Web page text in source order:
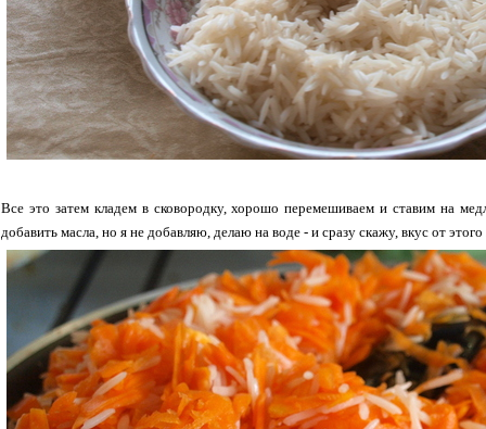
Все это затем кладем в сковородку, хорошо перемешиваем и ставим на
добавить масла, но я не добавляю, делаю на воде - и сразу скажу, вкус от